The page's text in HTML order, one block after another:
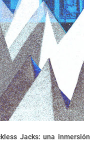
Jacks: una inmersión